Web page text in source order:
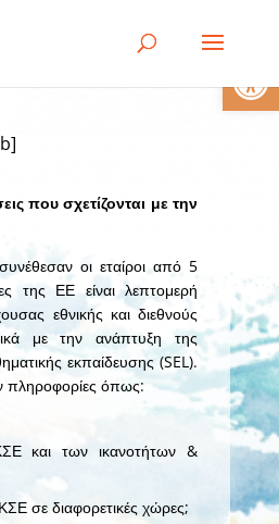
που σχετίζονται με την
οι εταίροι από 5
της ΕΕ είναι λεπτομερή
εθνικής και διεθνούς
με την ανάπτυξη της
εκπαίδευσης (SEL).
πληροφορίες όπως:
και των ικανοτήτων &
σε διαφορετικές χώρες;